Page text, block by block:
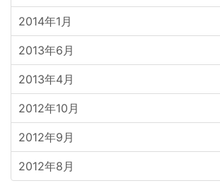
2014年1月
2013年6月
2013年4月
2012年10月
2012年9月
2012年8月